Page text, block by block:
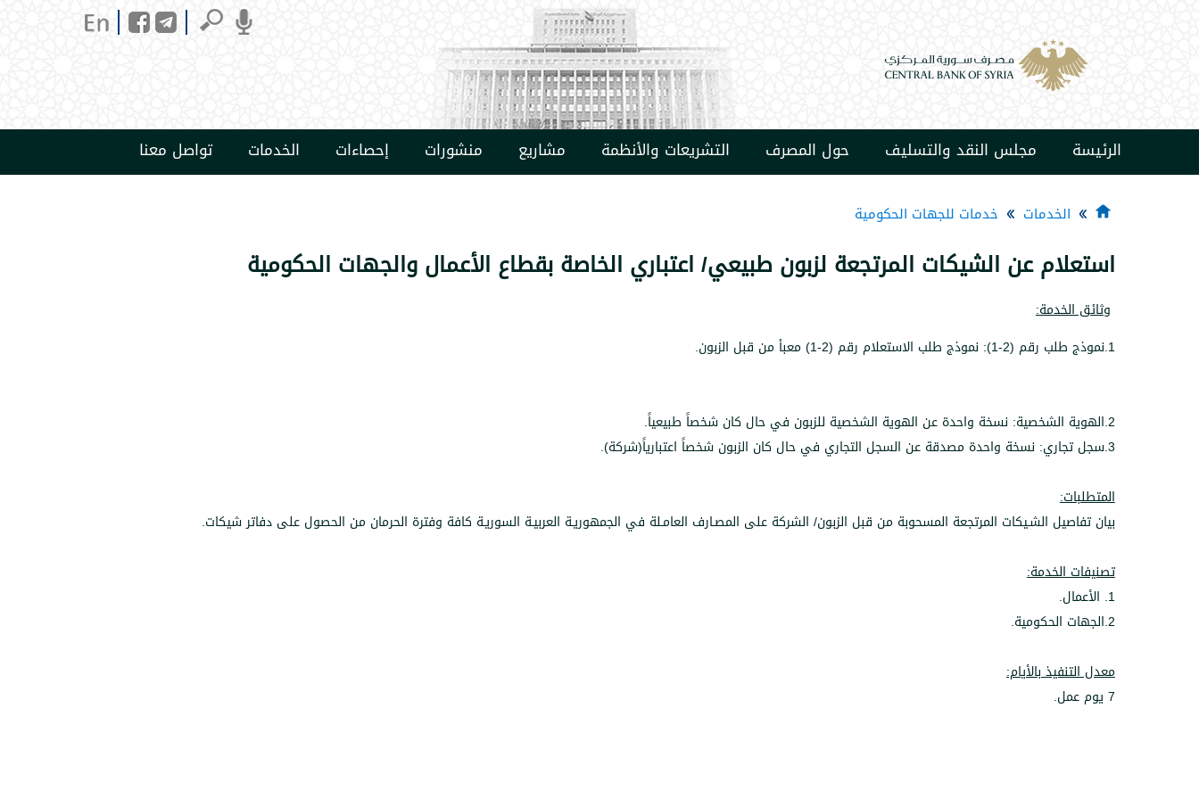
الرئيسة مجلس النقد والتسليف حول المصرف التشريعات والأنظمة مشاريع منشورات إحصاءات الخدمات تواصل معنا
الخدمات خدمات للجهات الحكومية
استعلام عن الشيكات المرتجعة لزبون طبيعي/ اعتباري الخاصة بقطاع الأعمال والجهات الحكومية
وثائق الخدمة:
1.نموذج طلب رقم (2-1): نموذج طلب الاستعلام رقم (2-1) معبأ من قبل الزبون.
2.الهوية الشخصية: نسخة واحدة عن الهوية الشخصية للزبون في حال كان شخصاً طبيعياً.
3.سجل تجاري: نسخة واحدة مصدقة عن السجل التجاري في حال كان الزبون شخصاً اعتبارياً(شركة).
المتطلبات:
بيان تفاصيل الشـيكات المرتجعة المسحوبة من قبل الزبون/ الشركة على المصـارف العامـلة في الجمهوريـة العربيـة السوريـة كافة وفترة الحرمان من الحصول على دفاتر شيكات.
تصنيفات الخدمة:
1. الأعمال.
2.الجهات الحكومية.
معدل التنفيذ بالأيام:
7 يوم عمل.